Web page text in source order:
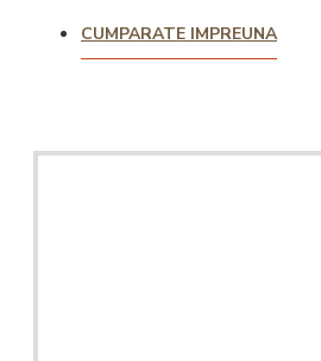
CUMPARATE IMPREUNA